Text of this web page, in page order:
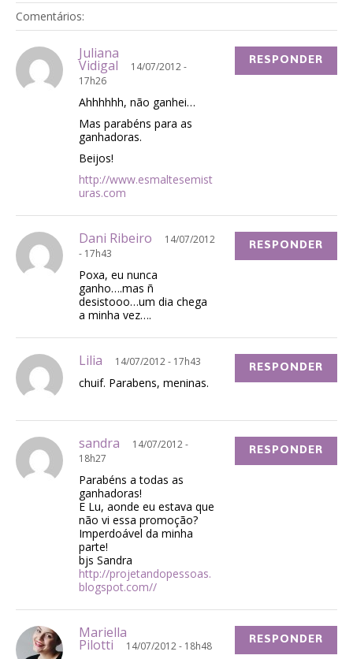
Comentários:
Juliana
Vidigal
14/07/2012 -
17h26
Ahhhhhh, não ganhei…
Mas parabéns para as
ganhadoras.
Beijos!
http://www.esmaltesemist
uras.com
RESPONDER
Dani Ribeiro
14/07/2012
- 17h43
Poxa, eu nunca
ganho….mas ñ
desistooo…um dia chega
a minha vez….
RESPONDER
Lilia 14/07/2012 - 17h43
chuif. Parabens, meninas.
RESPONDER
sandra
14/07/2012 -
18h27
Parabéns a todas as
ganhadoras!
E Lu, aonde eu estava que
não vi essa promoção?
Imperdoável da minha
parte!
bjs Sandra
http://projetandopessoas.
blogspot.com//
RESPONDER
Mariella
Pilotti 14/07/2012 - 18h48 RESPONDER